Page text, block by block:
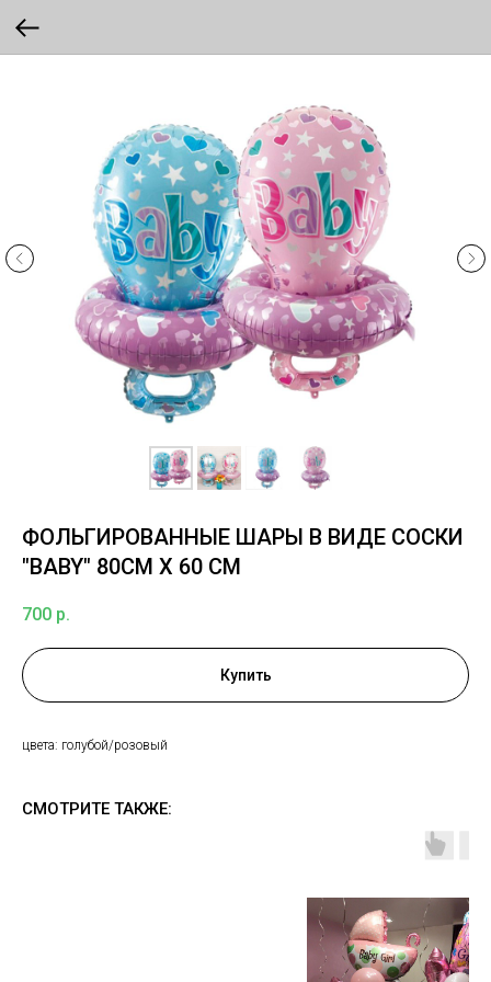
ФОЛЬГИРОВАННЫЕ ШАРЫ В ВИДЕ СОСКИ
"BABY" 80СМ Х 60 СМ
700 р.
Купить
цвета: голубой/розовый
СМОТРИТЕ ТАКЖЕ: